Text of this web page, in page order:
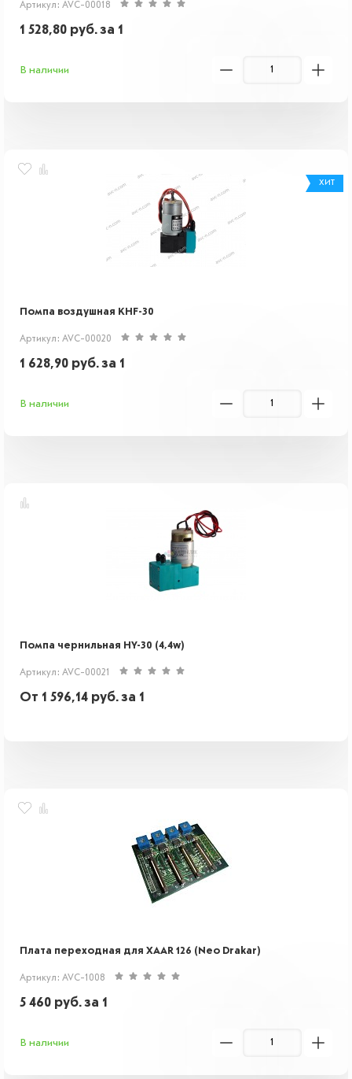
Артикул: AVC-00018
1 528,80 руб.за 1
В наличии
ХИТ
Помпа воздушная KHF-30
Артикул: AVC-00020
1 628,90 руб.за 1
В наличии
Помпа чернильная HY-30 (4,4w)
Артикул: AVC-00021
От 1 596,14 руб.за 1
Плата переходная для XAAR 126 (Neo Drakar)
Артикул: AVC-1008
5 460 руб.за 1
В наличии